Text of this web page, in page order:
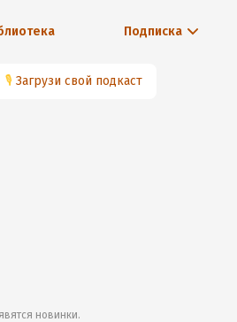
Подписка
🎙 Загрузи свой подкаст
новинки.